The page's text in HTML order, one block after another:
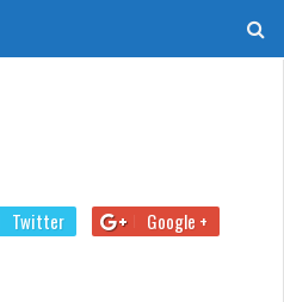
Twitter Google +